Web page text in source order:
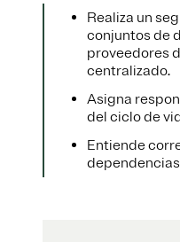
Realiza un
conjuntos de
proveedores
centralizado.
Asigna
del ciclo de
Entiende